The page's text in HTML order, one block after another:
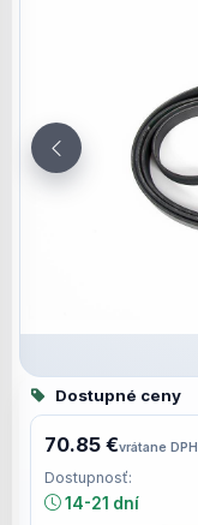
Dostupné ceny
70.85 €vrátane DPH
Dostupnosť:
14-21 dní